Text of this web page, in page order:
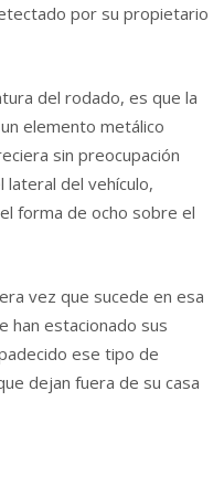
por su propietario
del rodado, es que la
elemento metálico
sin preocupación
del vehículo,
forma de ocho sobre el
vez que sucede en esa
han estacionado sus
ese tipo de
dejan fuera de su casa